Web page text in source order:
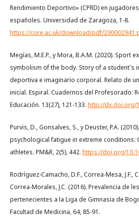
Rendimiento Deportivo» (CPRD) en
españoles. Universidad de Zaragoza, 1-8.
https://core.ac.uk/download/pdf/
Megías, M.E.P., y Mora, B.A.M. (2020). Sport
symbolism of the body. Story of a student´s
deportiva e imaginario corporal. Relato de
inicial. Espiral. Cuadernos del Profesorado:
Educación. 13(27), 121-133. http://dx.doi.org/
Purvis, D., Gonsalves, S., y Deuster, P.A.
psychological fatigue in extreme conditions:
athletes. PM&R, 2(5), 442. https://doi.org/
Rodríguez-Camacho, D.F., Correa-Mesa, J.F.,
Correa-Morales, J.C. (2016). Prevalencia de
pertenecientes a la Liga de Gimnasia de
Facultad de Medicina, 64, 85-91.